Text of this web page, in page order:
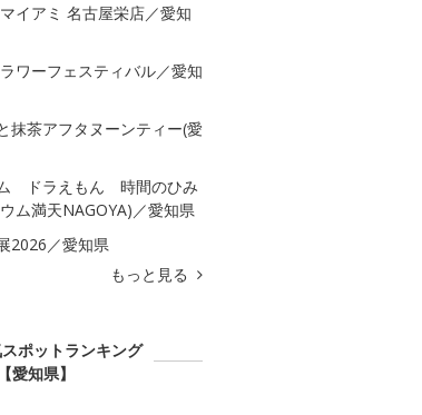
イアミ 名古屋栄店／愛知
ワーフェスティバル／愛知
抹茶アフタヌーンティー(愛
ドラえもん 時間のひみ
ム満天NAGOYA)／愛知県
2026／愛知県
もっと見る
ポットランキング
【愛知県】